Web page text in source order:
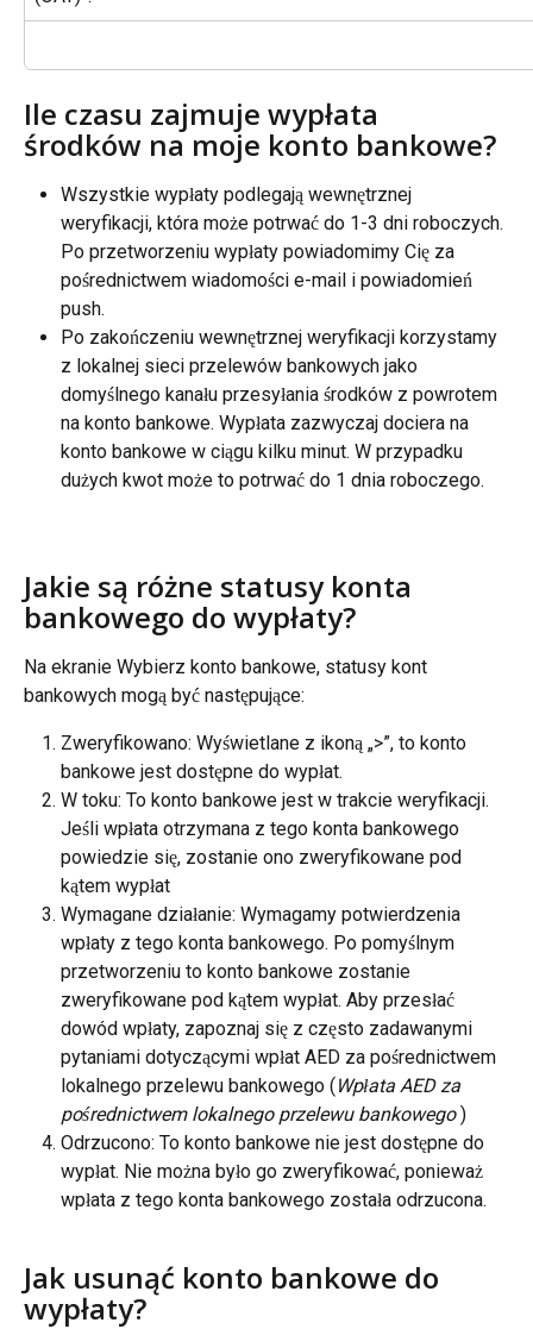
Ile czasu zajmuje wypłata
środków na moje konto bankowe?
Wszystkie wypłaty podlegają wewnętrznej
weryfikacji, która może potrwać do 1-3 dni roboczych.
Po przetworzeniu wypłaty powiadomimy Cię za
pośrednictwem wiadomości e-mail i powiadomień
push.
Po zakończeniu wewnętrznej weryfikacji korzystamy
z lokalnej sieci przelewów bankowych jako
domyślnego kanału przesyłania środków z powrotem
na konto bankowe. Wypłata zazwyczaj dociera na
konto bankowe w ciągu kilku minut. W przypadku
dużych kwot może to potrwać do 1 dnia roboczego.
Jakie są różne statusy konta
bankowego do wypłaty?
Na ekranie Wybierz konto bankowe, statusy kont
bankowych mogą być następujące:
Zweryfikowano: Wyświetlane z ikoną „>”, to konto
bankowe jest dostępne do wypłat.
W toku: To konto bankowe jest w trakcie weryfikacji.
Jeśli wpłata otrzymana z tego konta bankowego
powiedzie się, zostanie ono zweryfikowane pod
kątem wypłat
Wymagane działanie: Wymagamy potwierdzenia
wpłaty z tego konta bankowego. Po pomyślnym
przetworzeniu to konto bankowe zostanie
zweryfikowane pod kątem wypłat. Aby przesłać
dowód wpłaty, zapoznaj się z często zadawanymi
pytaniami dotyczącymi wpłat AED za pośrednictwem
lokalnego przelewu bankowego (Wpłata AED za
pośrednictwem lokalnego przelewu bankowego )
Odrzucono: To konto bankowe nie jest dostępne do
wypłat. Nie można było go zweryfikować, ponieważ
wpłata z tego konta bankowego została odrzucona.
Jak usunąć konto bankowe do
wypłaty?